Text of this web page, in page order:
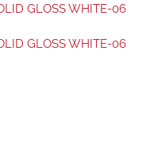
GLOSS WHITE-06
GLOSS WHITE-06